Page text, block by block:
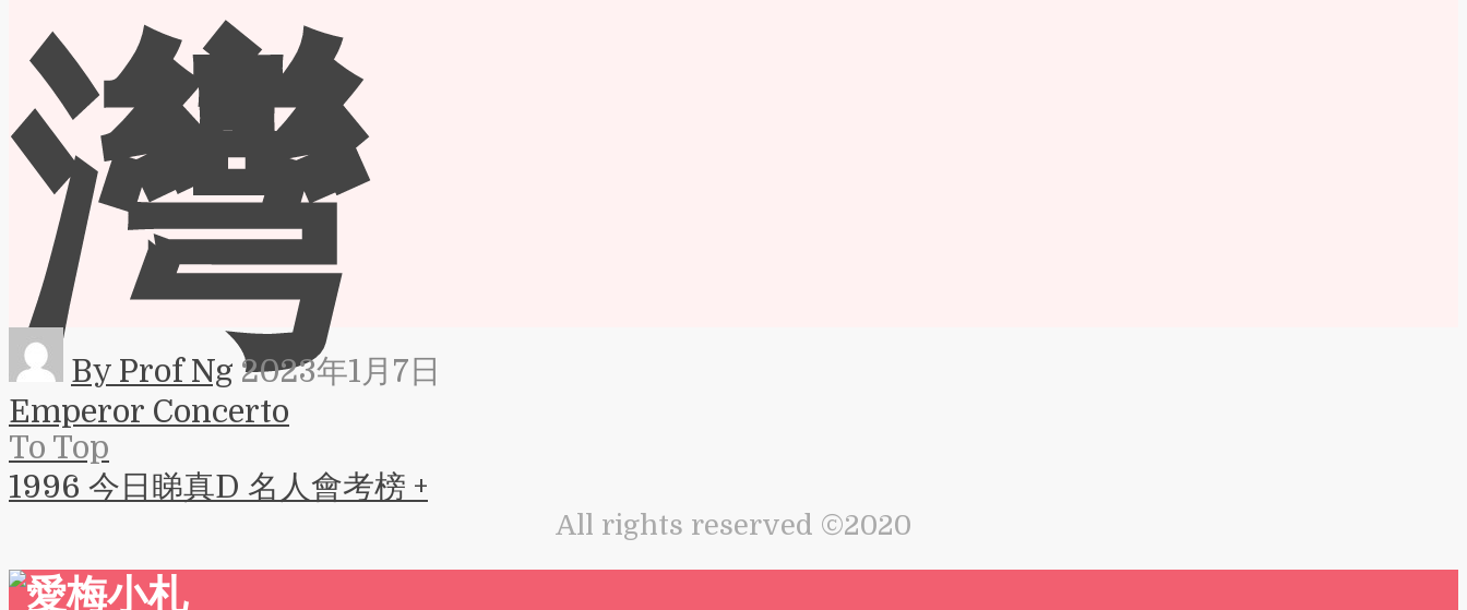
灣
By Prof Ng 2023年1月7日
Emperor Concerto
To Top
1996 今日睇真D 名人會考榜 +
All rights reserved ©2020